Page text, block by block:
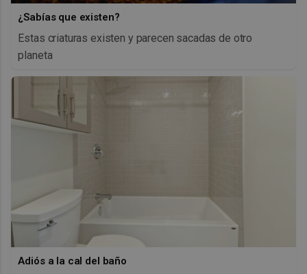
¿Sabías que existen?
Estas criaturas existen y parecen sacadas de otro
planeta
Adiós a la cal del baño